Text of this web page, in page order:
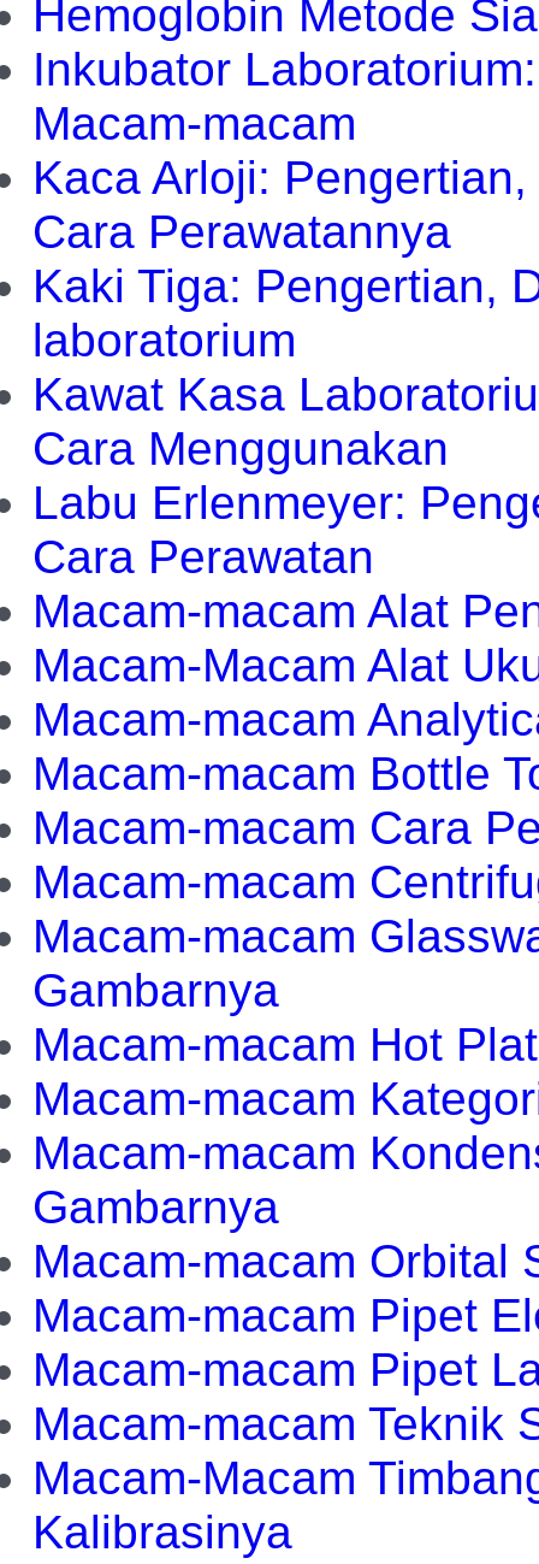
Hemoglobin Metode
Inkubator
Macam-macam
Kaca Arloji:
Cara Perawatannya
Kaki Tiga: Pengertian,
laboratorium
Kawat Kasa
Cara Menggunakan
Labu Erlenmeyer:
Cara Perawatan
Macam-macam Alat
Macam-Macam Alat
Macam-macam
Macam-macam Bottle
Macam-macam Cara
Macam-macam
Macam-macam
Gambarnya
Macam-macam Hot
Macam-macam
Macam-macam
Gambarnya
Macam-macam Orbital
Macam-macam Pipet
Macam-macam Pipet
Macam-macam Teknik
Macam-Macam
Kalibrasinya